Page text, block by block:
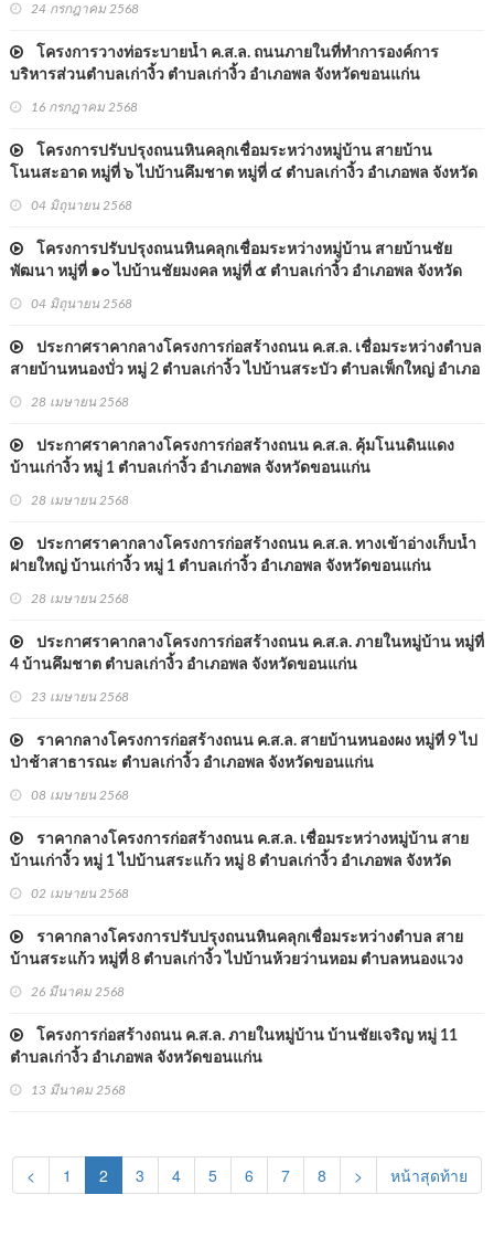
24 กรกฎาคม 2568
โครงการวางท่อระบายน้ำ ค.ส.ล. ถนนภายในที่ทำการองค์การ
บริหารส่วนตำบลเก่างิ้ว ตำบลเก่างิ้ว อำเภอพล จังหวัดขอนแก่น
16 กรกฎาคม 2568
โครงการปรับปรุงถนนหินคลุกเชื่อมระหว่างหมู่บ้าน สายบ้าน
โนนสะอาด หมู่ที่ ๖ ไปบ้านคึมชาต หมู่ที่ ๔ ตำบลเก่างิ้ว อำเภอพล จังหวัด
ขอนแก่น
04 มิถุนายน 2568
โครงการปรับปรุงถนนหินคลุกเชื่อมระหว่างหมู่บ้าน สายบ้านชัย
พัฒนา หมู่ที่ ๑๐ ไปบ้านชัยมงคล หมู่ที่ ๕ ตำบลเก่างิ้ว อำเภอพล จังหวัด
ขอนแก่น
04 มิถุนายน 2568
ประกาศราคากลางโครงการก่อสร้างถนน ค.ส.ล. เชื่อมระหว่างตำบล
สายบ้านหนองบั่ว หมู่ 2 ตำบลเก่างิ้ว ไปบ้านสระบัว ตำบลเพ็กใหญ่ อำเภอ
28 เมษายน 2568
ประกาศราคากลางโครงการก่อสร้างถนน ค.ส.ล. คุ้มโนนดินแดง
บ้านเก่างิ้ว หมู่ 1 ตำบลเก่างิ้ว อำเภอพล จังหวัดขอนแก่น
28 เมษายน 2568
ประกาศราคากลางโครงการก่อสร้างถนน ค.ส.ล. ทางเข้าอ่างเก็บน้ำ
ฝายใหญ่ บ้านเก่างิ้ว หมู่ 1 ตำบลเก่างิ้ว อำเภอพล จังหวัดขอนแก่น
28 เมษายน 2568
ประกาศราคากลางโครงการก่อสร้างถนน ค.ส.ล. ภายในหมู่บ้าน หมู่ที่
4 บ้านคึมชาต ตำบลเก่างิ้ว อำเภอพล จังหวัดขอนแก่น
23 เมษายน 2568
ราคากลางโครงการก่อสร้างถนน ค.ส.ล. สายบ้านหนองผง หมู่ที่ 9 ไป
ป่าช้าสาธารณะ ตำบลเก่างิ้ว อำเภอพล จังหวัดขอนแก่น
08 เมษายน 2568
ราคากลางโครงการก่อสร้างถนน ค.ส.ล. เชื่อมระหว่างหมู่บ้าน สาย
บ้านเก่างิ้ว หมู่ 1 ไปบ้านสระแก้ว หมู่ 8 ตำบลเก่างิ้ว อำเภอพล จังหวัด
02 เมษายน 2568
ราคากลางโครงการปรับปรุงถนนหินคลุกเชื่อมระหว่างตำบล สาย
บ้านสระแก้ว หมู่ที่ 8 ตำบลเก่างิ้ว ไปบ้านห้วยว่านหอม ตำบลหนองแวง
นางเบ้า อำเภอพล จังหวัดขอนแก่น
26 มีนาคม 2568
โครงการก่อสร้างถนน ค.ส.ล. ภายในหมู่บ้าน บ้านชัยเจริญ หมู่ 11
ตำบลเก่างิ้ว อำเภอพล จังหวัดขอนแก่น
13 มีนาคม 2568
< 1 2 (current)
3 4 5 6 7 8 > หน้าสุดท้าย